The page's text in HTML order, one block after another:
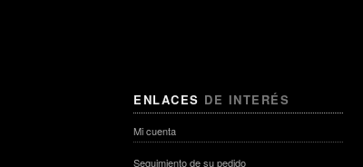
ENLACES DE INTERÉS
Mi cuenta
Seguimiento de su pedido